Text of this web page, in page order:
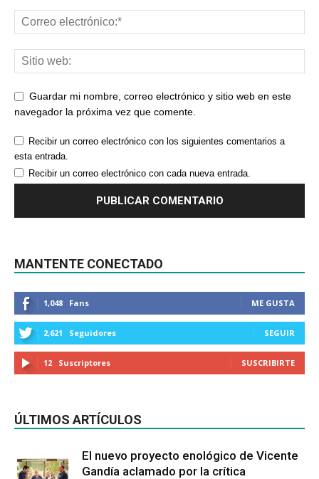
Guardar mi nombre, correo electrónico y sitio web en este
navegador la próxima vez que comente.
Recibir un correo electrónico con los siguientes comentarios a
esta entrada.
Recibir un correo electrónico con cada nueva entrada.
MANTENTE CONECTADO
1,048 Fans ME GUSTA
2,621 Seguidores SEGUIR
12 Suscriptores SUSCRIBIRTE
ÚLTIMOS ARTÍCULOS
El nuevo proyecto enológico de Vicente
Gandía aclamado por la crítica